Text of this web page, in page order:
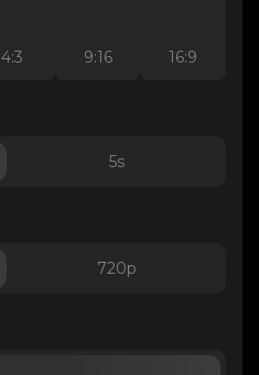
4:3 9:16 16:9
5s
720p